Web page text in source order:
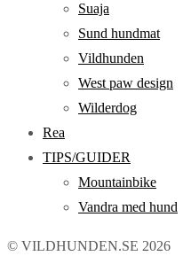
Suaja
Sund hundmat
Vildhunden
West paw design
Wilderdog
Rea
TIPS/GUIDER
Mountainbike
Vandra med hund
© VILDHUNDEN.SE 2026